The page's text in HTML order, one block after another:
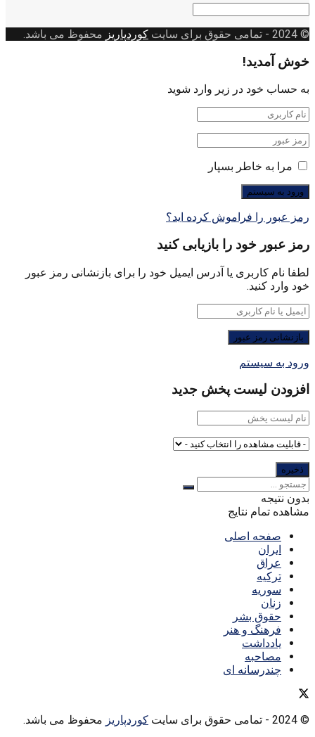
دسته
© 2024
- تمامی حقوق برای سایت کوردپاریز محفوظ می باشد.
خوش آمدید!
به حساب خود در زیر وارد شوید
مرا به خاطر بسپار
رمز عبور را فراموش کرده اید؟
رمز عبور خود را بازیابی کنید
لطفا نام کاربری یا آدرس ایمیل خود را برای بازنشانی رمز عبور
خود وارد کنید.
ورود به سیستم
افزودن لیست پخش جدید
بدون نتیجه
مشاهده تمام نتایج
صفحه اصلی
ایران
عراق
ترکیه
سوریه
زنان
حقوق بشر
فرهنگ و هنر
یادداشت
مصاحبه
چندرسانه ای
© 2024 - تمامی حقوق برای سایت کوردپاریز محفوظ می باشد.